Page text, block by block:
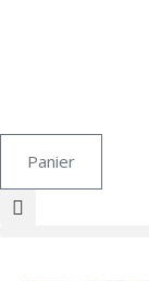
Panier